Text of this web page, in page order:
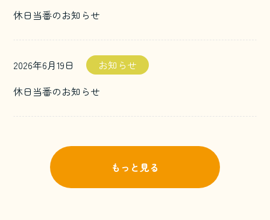
休日当番のお知らせ
2026年6月19日
お知らせ
休日当番のお知らせ
もっと見る